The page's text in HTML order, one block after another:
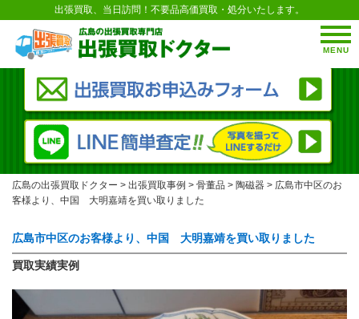
MENU
出張買取、当日訪問！不要品高価買取・処分いたします。
広島の出張買取ドクター > 出張買取事例 > 骨董品 > 陶磁器 > 広島市中区のお
客様より、中国 大明嘉靖を買い取りました
広島市中区のお客様より、中国 大明嘉靖を買い取りました
買取実績実例